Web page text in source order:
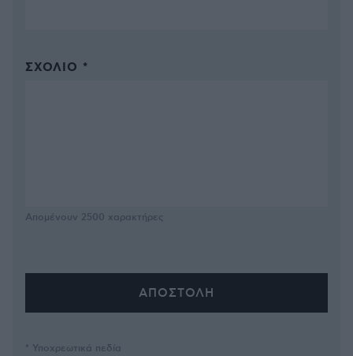
ΣΧΌΛΙΟ *
Απομένουν 2500 χαρακτήρες
* Υποχρεωτικά πεδία